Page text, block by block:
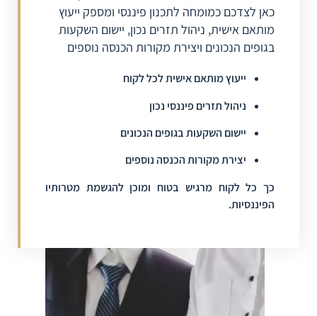
כאן לצדכם כמומחה לתכנון פיננסי ומספק ייעוץ
מותאם אישית, ניהול תזרים נכון, יישום השקעות
בגופים הנכונים ויצירת מקורות הכנסה נוספים
ייעוץ מותאם אישית לכל לקוח
ניהול תזרים פיננסי נכון
יישום השקעות בגופים הנכונים
יצירת מקורות הכנסה נוספים
כך כל לקוח מרגיש בטוח ומוכן להגשמת מטרותיו
הפיננסיות.